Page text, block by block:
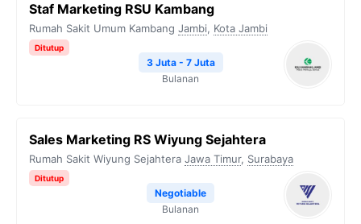
Staf Marketing RSU Kambang
Rumah Sakit Umum Kambang Jambi, Kota Jambi
Ditutup
3 Juta - 7 Juta
Bulanan
Sales Marketing RS Wiyung Sejahtera
Rumah Sakit Wiyung Sejahtera Jawa Timur, Surabaya
Ditutup
Negotiable
Bulanan